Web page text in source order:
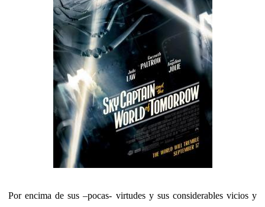
Por encima de sus –pocas- virtudes y sus considerables vicios y